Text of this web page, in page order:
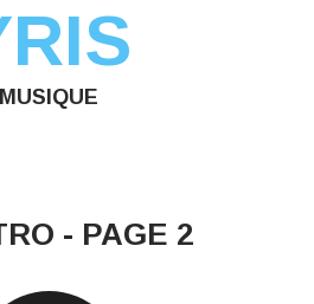
MUSIQUE
- PAGE 2